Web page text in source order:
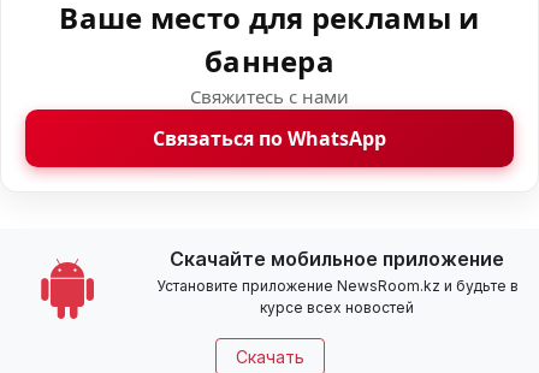
Ваше место для рекламы и
баннера
Свяжитесь с нами
Связаться по WhatsApp
Скачайте мобильное приложение
Установите приложение NewsRoom.kz и будьте в
курсе всех новостей
Скачать